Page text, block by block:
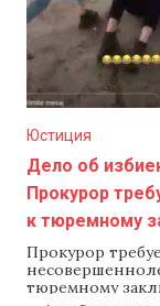
Юстиция
Дело об
Прокурор
к тюремному
Прокурор
тюремному